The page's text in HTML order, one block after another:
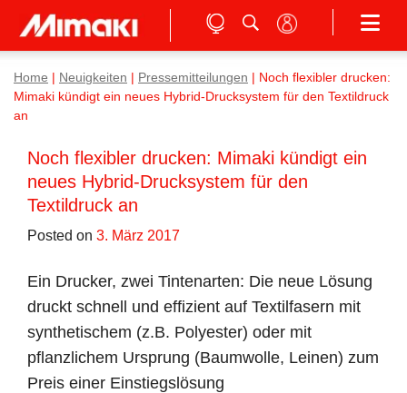
Home Neuigkeiten Pressemitteilungen
Noch flexibler drucken:
Mimaki kündigt ein neues Hybrid-Drucksystem für den Textildruck
an
Noch flexibler drucken: Mimaki kündigt ein
neues Hybrid-Drucksystem für den
Textildruck an
Posted on 3. März 2017
Ein Drucker, zwei Tintenarten: Die neue Lösung
druckt schnell und effizient auf Textilfasern mit
synthetischem (z.B. Polyester) oder mit
pflanzlichem Ursprung (Baumwolle, Leinen) zum
Preis einer Einstiegslösung